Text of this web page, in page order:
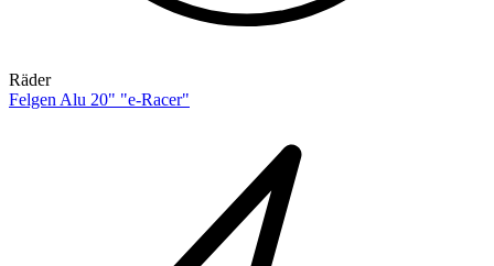
Räder
Felgen Alu 20" "e-Racer"